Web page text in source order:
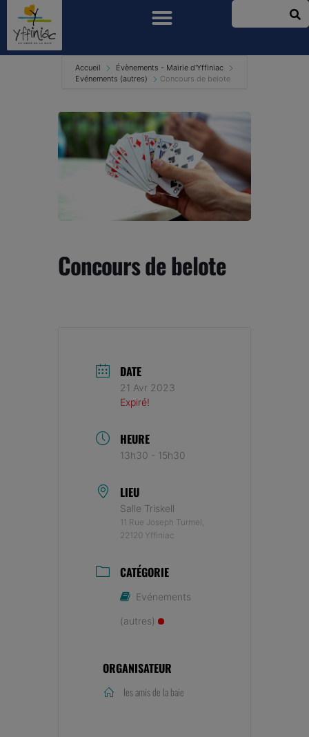
Accueil
Évènements - Mairie d'Yffiniac
Evénements (autres)
Concours de belote
Concours de belote
DATE
21 Avr 2023
Expiré!
HEURE
13h30 - 15h30
LIEU
Salle Triskell
11 Rue Joseph Turmel,
22120 Yffiniac
CATÉGORIE
Evénements
(autres)
ORGANISATEUR
les amis de la baie